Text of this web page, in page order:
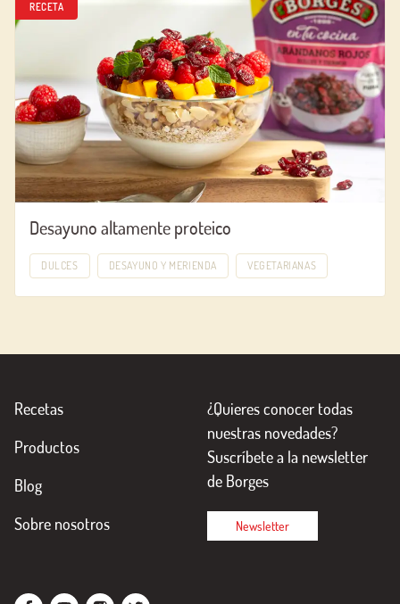
RECETA
Desayuno altamente proteico
DULCES DESAYUNO Y MERIENDA VEGETARIANAS
Recetas
Productos
Blog
Sobre nosotros
¿Quieres conocer todas
nuestras novedades?
Suscríbete a la newsletter
de Borges
Newsletter